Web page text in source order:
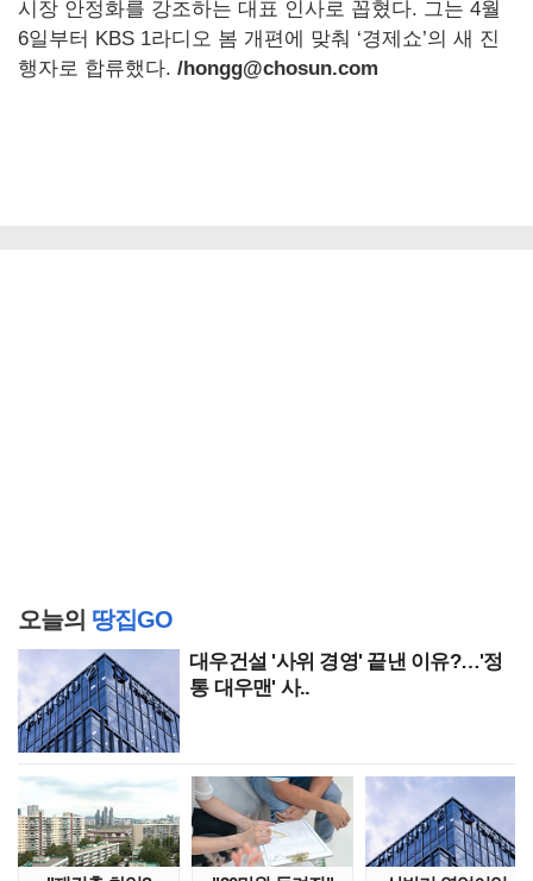
시장 안정화를 강조하는 대표 인사로 꼽혔다. 그는 4월
6일부터 KBS 1라디오 봄 개편에 맞춰 ‘경제쇼’의 새 진
행자로 합류했다. /hongg@chosun.com
오늘의 땅집GO
대우건설 '사위 경영' 끝낸 이유?…'정
통 대우맨' 사..